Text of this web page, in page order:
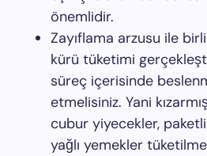
önemlidir.
Zayıflama arzusu ile
kürü tüketimi
süreç içerisinde
etmelisiniz. Yani
cubur yiyecekler,
yağlı yemekler